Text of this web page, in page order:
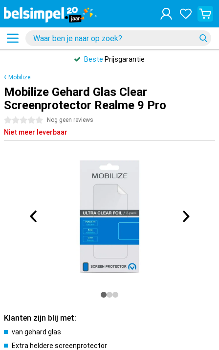
Beste Prijsgarantie
Mobilize
Mobilize Gehard Glas Clear
Screenprotector Realme 9 Pro
0 sterren Nog geen reviews
Niet meer leverbaar
Klanten zijn blij met:
van gehard glas
Extra heldere screenprotector